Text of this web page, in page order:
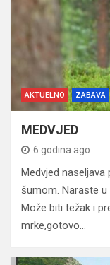
AKTUELNO ZABAVA
MEDVJED
6 godina ago
Medvjed
šumom. Naraste u
Može biti težak i
mrke,gotovo…